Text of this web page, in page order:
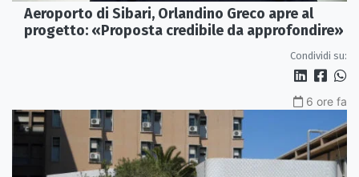
Aeroporto di Sibari, Orlandino Greco apre al
progetto: «Proposta credibile da approfondire»
Condividi su:
6 ore fa